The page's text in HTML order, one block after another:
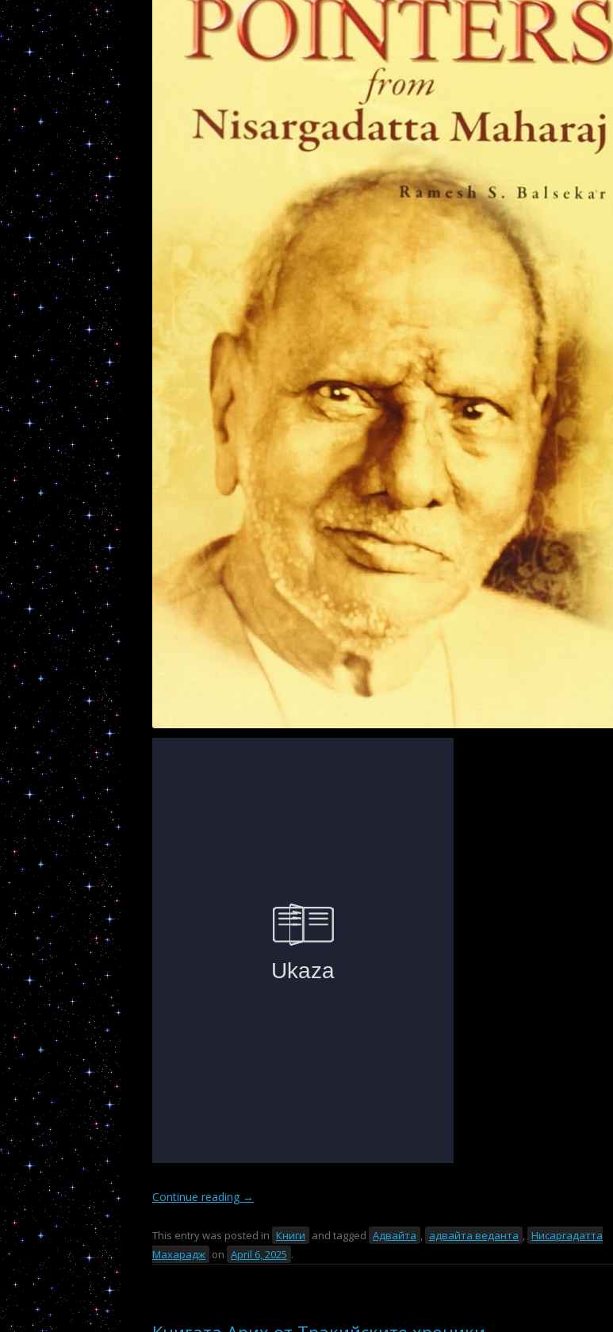
Continue reading →
This entry was posted in Книги and tagged Адвайта адвайта веданта
Нисаргадатта
Махарадж on April 6, 2025 .